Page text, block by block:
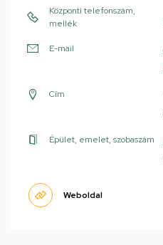
Központi telefonszám,
mellék
E-mail
Cím
Épület, emelet, szobaszám
Weboldal